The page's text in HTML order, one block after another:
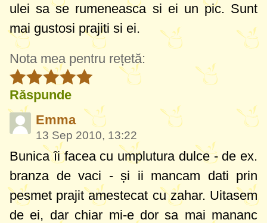
ulei sa se rumeneasca si ei un pic. Sunt
mai gustosi prajiti si ei.
Nota mea pentru rețetă:
Răspunde
Emma
13 Sep 2010, 13:22
Bunica îi facea cu umplutura dulce - de ex.
branza de vaci - și ii mancam dati prin
pesmet prajit amestecat cu zahar. Uitasem
de ei, dar chiar mi-e dor sa mai mananc